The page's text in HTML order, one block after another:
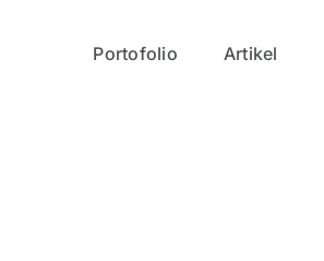
Portofolio Artikel